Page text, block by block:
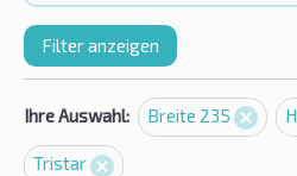
Filter anzeigen
Ihre Auswahl: Breite 235
Tristar